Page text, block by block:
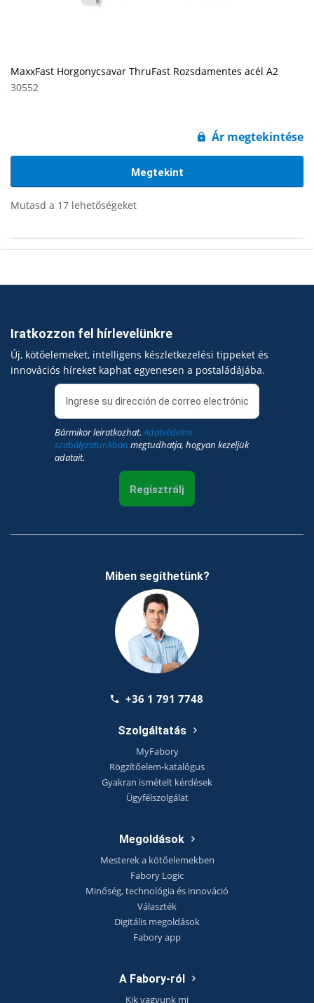
MaxxFast Horgonycsavar ThruFast Rozsdamentes acél A2
30552
Ár megtekintése
Megtekint
Mutasd a 17 lehetőségeket
Iratkozzon fel hírlevelünkre
Új, kötőelemeket, intelligens készletkezelési tippeket és
innovációs híreket kaphat egyenesen a postaládájába.
Bármikor leiratkozhat.Adatvédelmi
szabályzatunkban megtudhatja, hogyan kezeljük
adatait.
Regisztrálj
Miben segíthetünk?
+36 1 791 7748
Szolgáltatás
MyFabory
Rögzítőelem-katalógus
Gyakran ismételt kérdések
Ügyfélszolgálat
Megoldások
Mesterek a kötőelemekben
Fabory Logic
Minőség, technológia és innováció
Választék
Digitális megoldások
Fabory app
A Fabory-ról
Kik vagyunk mi